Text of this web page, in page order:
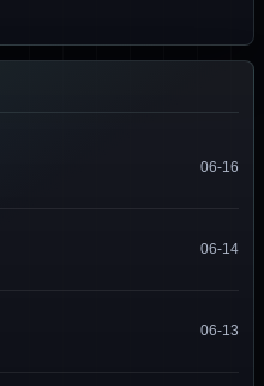
06-16
06-14
06-13